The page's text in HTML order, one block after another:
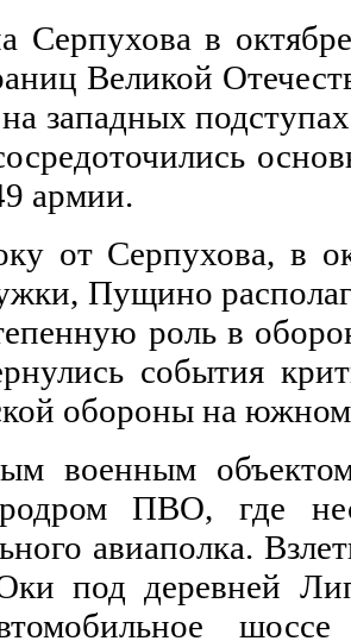
Серпухова в
Великой
западных
армии.
от Серпухова, в
Пущино
роль в
события
обороны на
военным
ПВО, где
авиаполка.
под деревней